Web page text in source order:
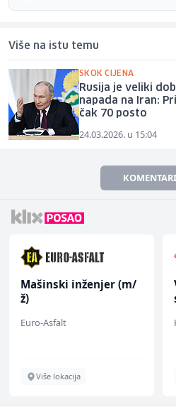
Više na istu temu
SKOK CIJENA
Rusija je veliki
napada na Iran:
čak 70 posto
24.03.2026. u 15:04
Mašinski inženjer (m/
ž)
Euro-Asfalt
Više lokacija